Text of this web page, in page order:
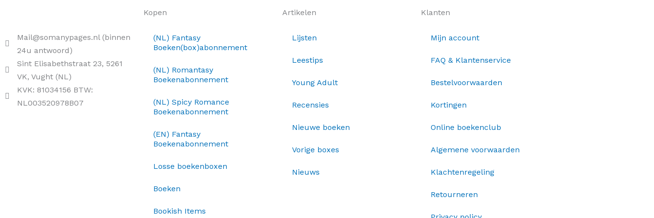
Mail@somanypages.nl (binnen
24u antwoord)
Sint Elisabethstraat 23, 5261
VK, Vught (NL)
KVK: 81034156 BTW:
NL003520978B07
Kopen
(NL) Fantasy
Boeken(box)abonnement
(NL) Romantasy
Boekenabonnement
(NL) Spicy Romance
Boekenabonnement
(EN) Fantasy
Boekenabonnement
Losse boekenboxen
Boeken
Bookish Items
Artikelen
Lijsten
Leestips
Young Adult
Recensies
Nieuwe boeken
Vorige boxes
Nieuws
Klanten
Mijn account
FAQ & Klantenservice
Bestelvoorwaarden
Kortingen
Online boekenclub
Algemene voorwaarden
Klachtenregeling
Retourneren